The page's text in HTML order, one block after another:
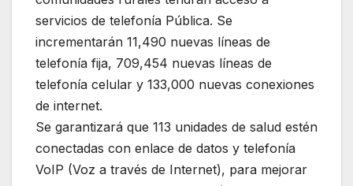
servicios de telefonía Pública. Se
incrementarán 11,490 nuevas líneas de
telefonía fija, 709,454 nuevas líneas de
telefonía celular y 133,000 nuevas conexiones
de internet.
Se garantizará que 113 unidades de salud estén
conectadas con enlace de datos y telefonía
VoIP (Voz a través de Internet), para mejorar